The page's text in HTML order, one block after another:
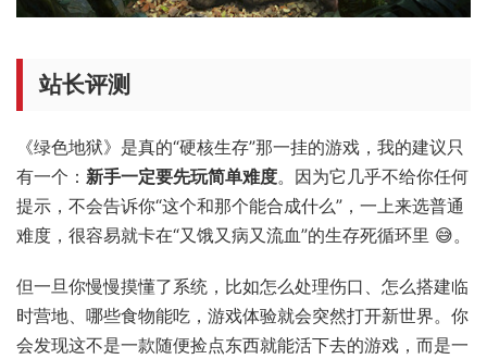
站长评测
《绿色地狱》是真的“硬核生存”那一挂的游戏，我的建议只
有一个： 新手一定要先玩简单难度。因为它几乎不给你任何
提示，不会告诉你“这个和那个能合成什么”，一上来选普通
难度，很容易就卡在“又饿又病又流血”的生存死循环里 😅。
但一旦你慢慢摸懂了系统，比如怎么处理伤口、怎么搭建临
时营地、哪些食物能吃，游戏体验就会突然打开新世界。你
会发现这不是一款随便捡点东西就能活下去的游戏，而是一